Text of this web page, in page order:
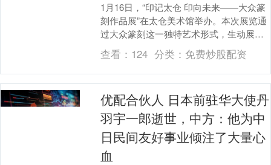
1月16日，“印记太仓 印向未来——大众篆
刻作品展”在太仓美术馆举办。本次展览通
过大众篆刻这一独特艺术形式，生动展现
太仓辉煌发展历程。 展览汇集95件篆刻作
品，....
查看： 124 分类： 免费炒股配资
优配合伙人 日本前驻华大使丹
羽宇一郎逝世，中方：他为中
日民间友好事业倾注了大量心
血